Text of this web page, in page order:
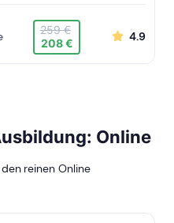
259 €
208 €
4.9
Online
reinen Online